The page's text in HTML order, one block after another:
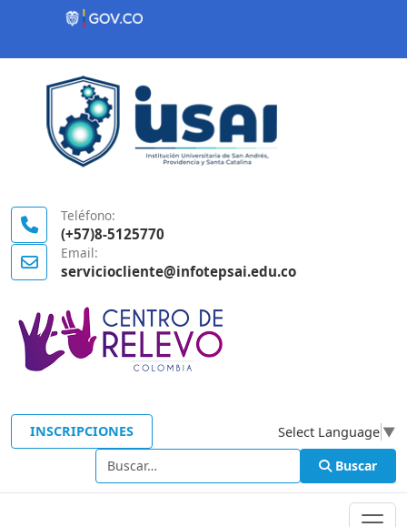
Contenido inicial
Teléfono:
(+57)8-5125770
Email:
serviciocliente@infotepsai.edu.co
INSCRIPCIONES Select Language ▼
Buscar Buscar